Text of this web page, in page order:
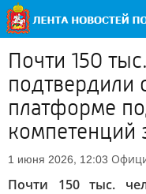
Почти 150
подтвердили
платформе
компетенций
1 июня 2026, 12:03
Почти 150 тыс.